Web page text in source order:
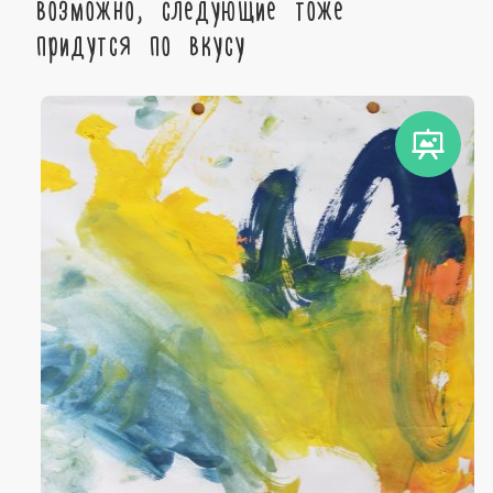
придутся по вкусу